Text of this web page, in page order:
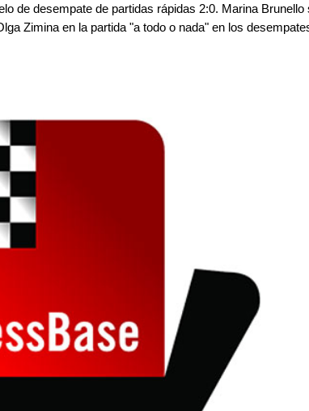
de desempate de partidas rápidas 2:0. Marina Brunello
Zimina en la partida "a todo o nada" en los